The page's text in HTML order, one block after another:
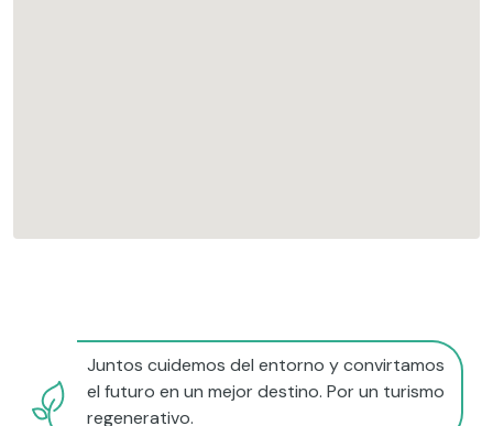
Juntos cuidemos del entorno y convirtamos
el futuro en un mejor destino. Por un turismo
regenerativo.